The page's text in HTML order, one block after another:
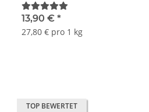
13,90 € *
27,80 € pro 1 kg
TOP BEWERTET